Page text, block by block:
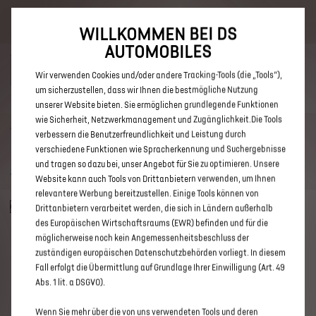
Hybride. Mehr erfahren >>
DSPERFORMANCE2026. Mehr erfahren >>
ZURÜCK
DS 3 E-TENSE MAISON SARAH LAVOINE
43.910 € inkl. MwSt. *
Nur förderfähige Modelle anzeigen
zzgl. 1.000€
Neukunden­bonus
***
DS 3 E-TENSE
MAISON SARAH LAVOINE
Automatikgetriebe
WILLKOMMEN BEI DS
AUTOMOBILES
Wir verwenden Cookies und/oder andere Tracking-Tools (die „Tools“),
um sicherzustellen, dass wir Ihnen die bestmögliche Nutzung
unserer Website bieten. Sie ermöglichen grundlegende Funktionen
wie Sicherheit, Netzwerkmanagement und Zugänglichkeit.Die Tools
verbessern die Benutzerfreundlichkeit und Leistung durch
verschiedene Funktionen wie Spracherkennung und Suchergebnisse
und tragen so dazu bei, unser Angebot für Sie zu optimieren. Unsere
Website kann auch Tools von Drittanbietern verwenden, um Ihnen
relevantere Werbung bereitzustellen. Einige Tools können von
Drittanbietern verarbeitet werden, die sich in Ländern außerhalb
des Europäischen Wirtschaftsraums (EWR) befinden und für die
möglicherweise noch kein Angemessenheitsbeschluss der
zuständigen europäischen Datenschutzbehörden vorliegt. In diesem
Fall erfolgt die Übermittlung auf Grundlage Ihrer Einwilligung (Art. 49
Abs. 1 lit. a DSGVO).
Wenn Sie mehr über die von uns verwendeten Tools und deren